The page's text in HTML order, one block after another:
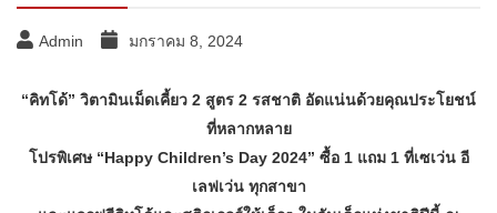
Admin มกราคม 8, 2024
“คิทโด้” วิตามินเม็ดเคี้ยว 2 สูตร 2 รสชาติ อัดแน่นด้วยคุณประโยชน์
ที่หลากหลาย
โปรพิเศษ “Happy Children’s Day 2024” ซื้อ 1 แถม 1 ที่เซเว่น อี
เลฟเว่น ทุกสาขา